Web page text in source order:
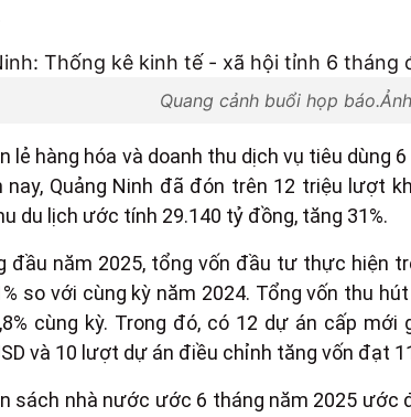
Quang cảnh buổi họp
lẻ hàng hóa và doanh thu dịch vụ tiêu dùng
Quảng Ninh đã đón trên 12 triệu lượt
du lịch ước tính 29.140 tỷ đồng, tăng 31%.
đầu năm 2025, tổng vốn đầu tư thực hiện
so với cùng kỳ năm 2024. Tổng vốn thu
cùng kỳ. Trong đó, có 12 dự án cấp
và 10 lượt dự án điều chỉnh tăng vốn đạt
sách nhà nước ước 6 tháng năm 2025 ước